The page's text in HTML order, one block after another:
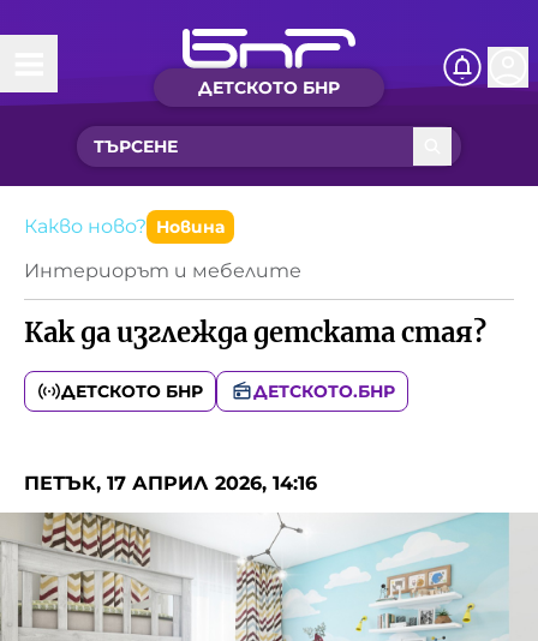
ДЕТСКОТО БНР
Начало
Какво ново?
Рубрики с вълшебства
Детско радио
Чуйте
Новините на детски език
Песнички
Интересен архив
Нашите гости
Фантазирай
Приказки
Игри
Кои сме ние?
Какво ново? Новина
Интериорът и мебелите
Как да изглежда детската стая?
ДЕТСКОТО БНР ДЕТСКОТО.БНР
ПЕТЪК, 17 АПРИЛ 2026, 14:16